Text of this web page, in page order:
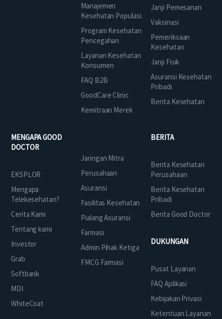
Manajemen
Kesehatan Populasi
Program Kesehatan
Pencegahan
Layanan Kesehatan
Konsumen
FAQ B2B
GoodCare Clinic
Kemitraan Merek
Janji Pemesanan
Vaksinasi
Pemeriksaan
Kesehatan
Janji Fisik
Asuransi Kesehatan
Pribadi
Berita Kesehatan
MENGAPA GOOD
DOCTOR
EKSPLOR
Mengapa
Telekesehatan?
Cerita Kami
Tentang kami
Investor
Grab
Softbank
MDI
WhiteCoat
Jaringan Mitra
Perusahaan
Asuransi
Fasilitas Kesehatan
Pialang Asuransi
Farmasi
Admin Pihak Ketiga
FMCG Farmasi
BERITA
Berita Kesehatan
Perusahaan
Berita Kesehatan
Pribadi
Berita Good Doctor
DUKUNGAN
Pusat Layanan
FAQ Aplikasi
Kebijakan Privasi
Ketentuan Layanan